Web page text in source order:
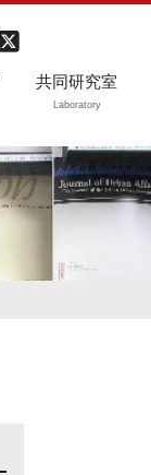
共同研究室
Laboratory
図書のご利用
CD-ROM閲覧リ
ト